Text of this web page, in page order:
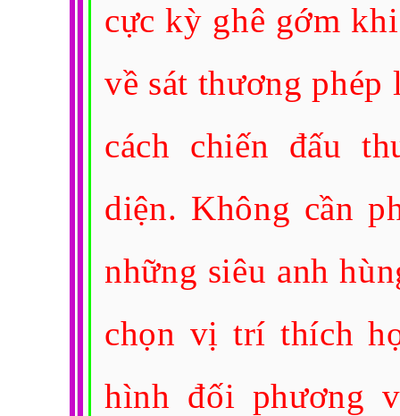
cực kỳ ghê gớm
về sát thương
cách chiến đấu
diện. Không cần
những siêu anh
chọn vị trí thích
hình đối phương